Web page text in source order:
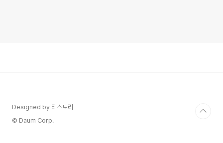
Designed by 티스토리
© Daum Corp.